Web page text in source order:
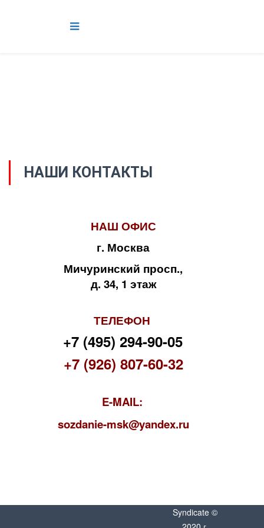
НАШИ КОНТАКТЫ
НАШ ОФИС
г. Москва
Мичуринский просп.,
д. 34, 1 этаж
ТЕЛЕФОН
+7 (495) 294-90-05
+7 (926) 807-60-32
E-MAIL:
sozdanie-msk@yandex.ru
Syndicate ©